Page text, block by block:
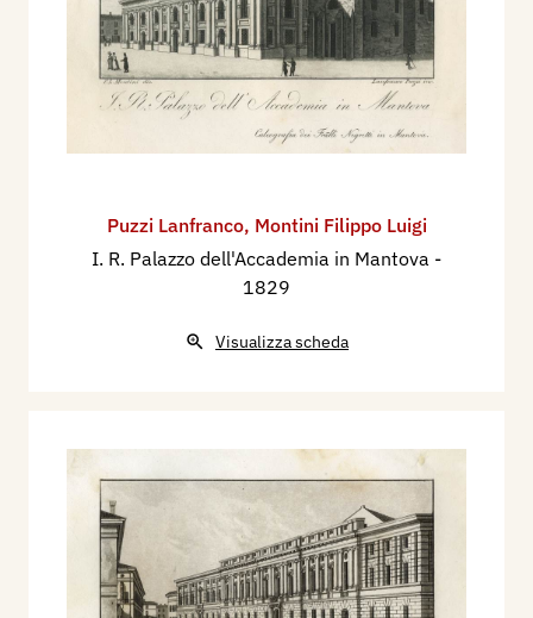
Puzzi Lanfranco, Montini Filippo Luigi
I. R. Palazzo dell'Accademia in Mantova -
1829
Visualizza scheda